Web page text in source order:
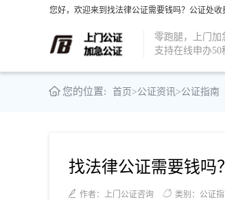
您好，欢迎来到找法律公证需要钱吗？公证处
零跑腿，上门加
支持在线申办50
您的位置: 首页>公证资讯>公证指南
找法律公证需要钱吗
作者：上门公证咨询 类别：公证